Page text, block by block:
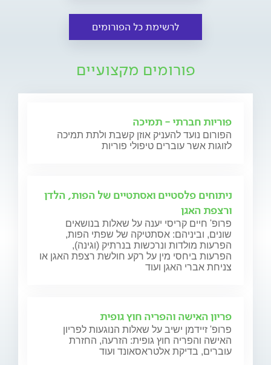
לרשימת כל הפורומים
פורומים מקצועיים
פוריות חברתי - תמיכה
הפורום נועד להעניק אוזן קשבת ולתת תמיכה
לזוגות אשר עוברים טיפולי פוריות
ניתוחים פלסטיים ואסתטיים של הפות, הלדן
ורצפת האגן
פרופ' חיים קריסי יענה על שאלות בנושאים
שונים, וביניהם: אסתטיקה של שפתי הפות,
הפרעות מולדות ונרכשות בנרתיק (וגינה),
הפרעות ביחסי מין על רקע חולשת רצפת האגן או
צניחת אברי האגן ועוד
פריון האישה והפריה חוץ גופית
פרופ' זיידמן ישיב על שאלות הנוגעות לפריון
האישה והפריה חוץ גופית: הזרעה, החזרת
עוברים, בדיקת אלטראסאונד ועוד